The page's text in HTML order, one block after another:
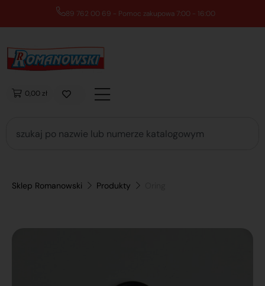
89 762 00 69 - Pomoc zakupowa 7:00 - 16:00
0,00 zł
Sklep Romanowski Produkty